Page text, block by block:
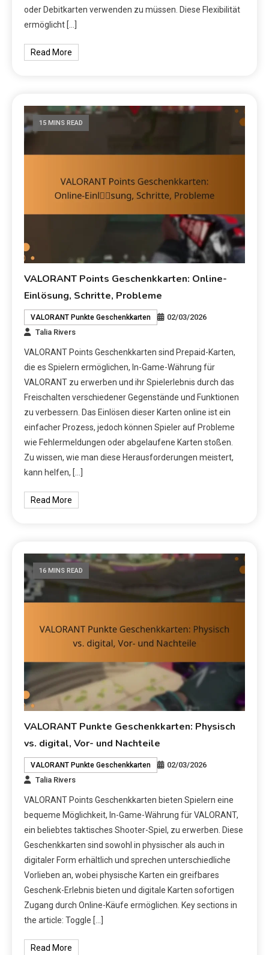
oder Debitkarten verwenden zu müssen. Diese Flexibilität
ermöglicht […]
Read More
15 MINS READ
VALORANT Points Geschenkkarten: Online-
Einlösung, Schritte, Probleme
VALORANT Punkte Geschenkkarten
02/03/2026
Talia Rivers
VALORANT Points Geschenkkarten sind Prepaid-Karten,
die es Spielern ermöglichen, In-Game-Währung für
VALORANT zu erwerben und ihr Spielerlebnis durch das
Freischalten verschiedener Gegenstände und Funktionen
zu verbessern. Das Einlösen dieser Karten online ist ein
einfacher Prozess, jedoch können Spieler auf Probleme
wie Fehlermeldungen oder abgelaufene Karten stoßen.
Zu wissen, wie man diese Herausforderungen meistert,
kann helfen, […]
Read More
16 MINS READ
VALORANT Punkte Geschenkkarten: Physisch
vs. digital, Vor- und Nachteile
VALORANT Punkte Geschenkkarten
02/03/2026
Talia Rivers
VALORANT Points Geschenkkarten bieten Spielern eine
bequeme Möglichkeit, In-Game-Währung für VALORANT,
ein beliebtes taktisches Shooter-Spiel, zu erwerben. Diese
Geschenkkarten sind sowohl in physischer als auch in
digitaler Form erhältlich und sprechen unterschiedliche
Vorlieben an, wobei physische Karten ein greifbares
Geschenk-Erlebnis bieten und digitale Karten sofortigen
Zugang durch Online-Käufe ermöglichen. Key sections in
the article: Toggle […]
Read More